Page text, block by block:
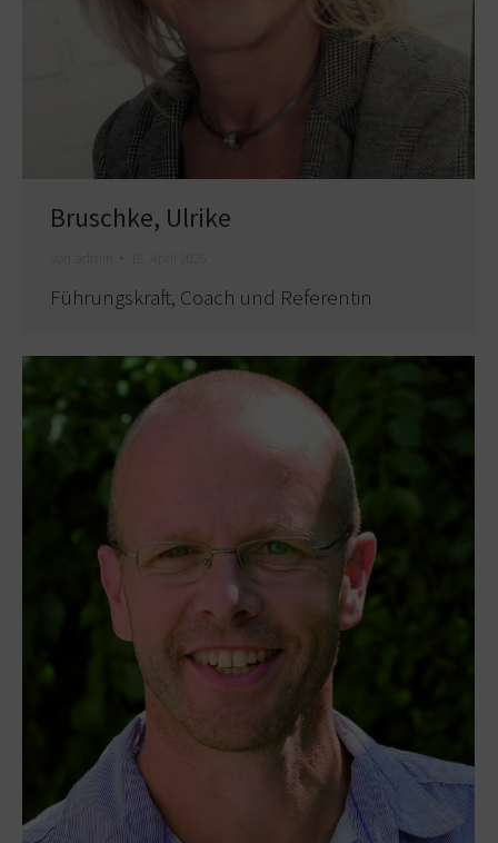
Bruschke, Ulrike
Führungskraft, Coach und Referentin